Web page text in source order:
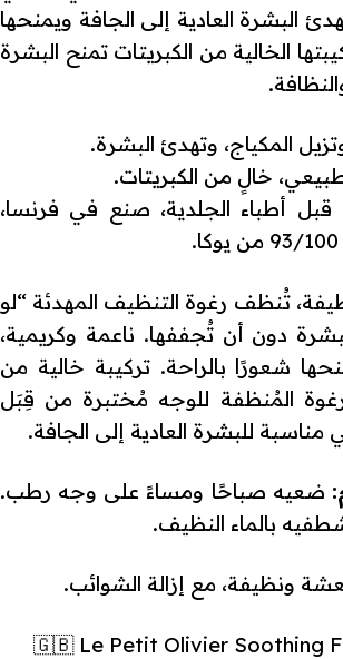
البشرة العادية إلى الجافة ويمنحها
الخالية من الكبريتات تمنح البشرة
المكياج، وتهدئ البشرة.
أطباء الجلدية، صنع في فرنسا،
تُنظف رغوة التنظيف المهدئة “لو
دون أن تُجففها. ناعمة وكريمية،
شعورًا بالراحة. تركيبة خالية من
المُنظفة للوجه مُختبرة من قِبَل
مناسبة للبشرة العادية إلى الجافة.
ضعيه صباحًا ومساءً على وجه رطب.
بالماء النظيف.
ونظيفة، مع إزالة الشوائب.
🇬🇧 Le Petit Olivier Soothing